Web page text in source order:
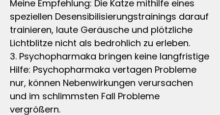
Meine Empfehlung: Die Katze mithilfe eines
speziellen Desensibilisierungstrainings darauf
trainieren, laute Geräusche und plötzliche
Lichtblitze nicht als bedrohlich zu erleben.
3. Psychopharmaka bringen keine langfristige
Hilfe: Psychopharmaka vertagen Probleme
nur, können Nebenwirkungen verursachen
und im schlimmsten Fall Probleme
vergrößern.